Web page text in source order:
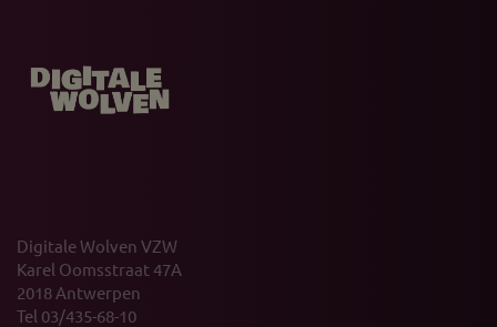
Digitale Wolven VZW
Karel Oomsstraat 47A
2018 Antwerpen
Tel 03/435-68-10